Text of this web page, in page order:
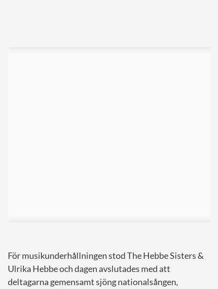
För musikunderhållningen stod The Hebbe Sisters &
Ulrika Hebbe och dagen avslutades med att
deltagarna gemensamt sjöng nationalsången,